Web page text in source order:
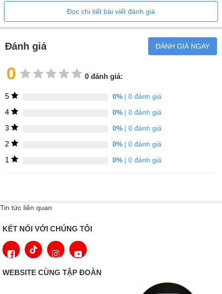
Đọc chi tiết bài viết đánh giá
Đánh giá ĐÁNH GIÁ NGAY
0 0 đánh giá:
5 0%| 0 đánh giá
4 0%| 0 đánh giá
3 0%| 0 đánh giá
2 0%| 0 đánh giá
1 0%| 0 đánh giá
Tin tức liên quan
KẾT NỐI VỚI CHÚNG TÔI
WEBSITE CÙNG TẬP ĐOÀN